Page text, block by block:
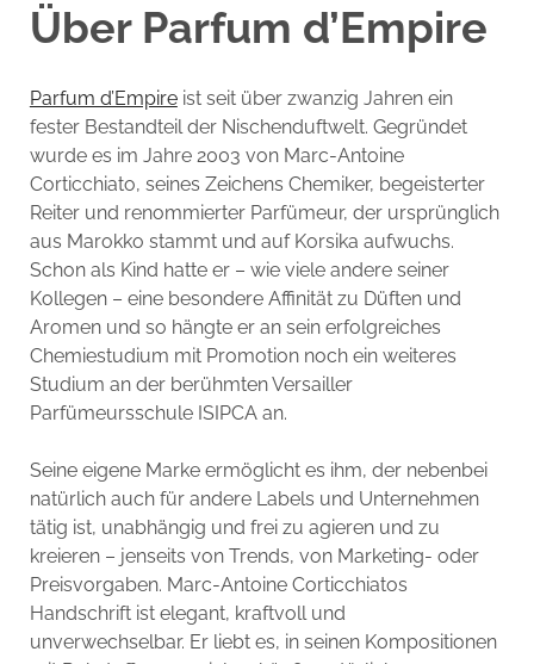
Über Parfum d’Empire
Parfum d’Empireist seit über zwanzig Jahren ein
fester Bestandteil der Nischenduftwelt. Gegründet
wurde es im Jahre 2003 von Marc-Antoine
Corticchiato, seines Zeichens Chemiker, begeisterter
Reiter und renommierter Parfümeur, der ursprünglich
aus Marokko stammt und auf Korsika aufwuchs.
Schon als Kind hatte er – wie viele andere seiner
Kollegen – eine besondere Affinität zu Düften und
Aromen und so hängte er an sein erfolgreiches
Chemiestudium mit Promotion noch ein weiteres
Studium an der berühmten Versailler
Parfümeursschule ISIPCA an.
Seine eigene Marke ermöglicht es ihm, der nebenbei
natürlich auch für andere Labels und Unternehmen
tätig ist, unabhängig und frei zu agieren und zu
kreieren – jenseits von Trends, von Marketing- oder
Preisvorgaben. Marc-Antoine Corticchiatos
Handschrift ist elegant, kraftvoll und
unverwechselbar. Er liebt es, in seinen Kompositionen